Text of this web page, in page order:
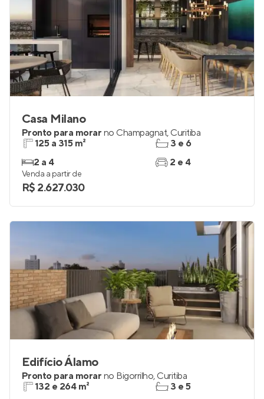
Casa Milano
Pronto para morar no Champagnat, Curitiba
125 a 315 m²
2 a 4
3 e 6
2 e 4
Venda a partir de
R$ 2.627.030
Edifício Álamo
Pronto para morar no Bigorrilho, Curitiba
132 e 264 m²
3 e 5